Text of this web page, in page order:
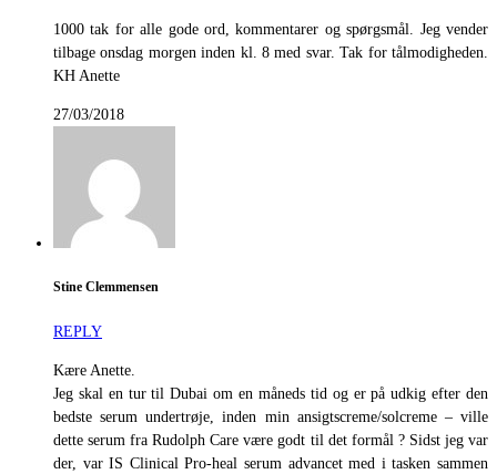
1000 tak for alle gode ord, kommentarer og spørgsmål. Jeg vender
tilbage onsdag morgen inden kl. 8 med svar. Tak for tålmodigheden.
KH Anette
27/03/2018
Stine Clemmensen
REPLY
Kære Anette.
Jeg skal en tur til Dubai om en måneds tid og er på udkig efter den
bedste serum undertrøje, inden min ansigtscreme/solcreme – ville
dette serum fra Rudolph Care være godt til det formål ? Sidst jeg var
der, var IS Clinical Pro-heal serum advancet med i tasken sammen